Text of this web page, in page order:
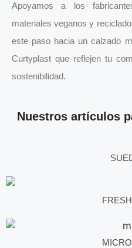
Apoyamos a los
materiales veganos y
este paso hacia un calzado
Curtyplast que reflejen tu
sostenibilidad.
Nuestros artículos